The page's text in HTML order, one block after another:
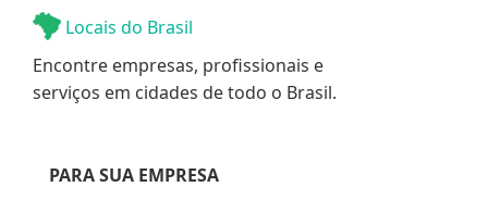
Locais do Brasil
Encontre empresas, profissionais e
serviços em cidades de todo o Brasil.
PARA SUA EMPRESA